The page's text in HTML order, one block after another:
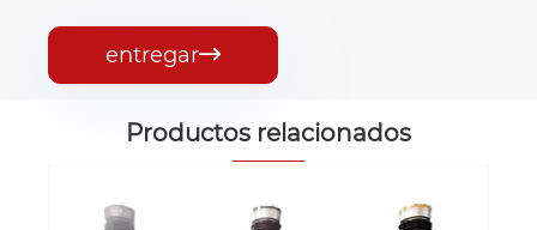
entregar
Productos relacionados